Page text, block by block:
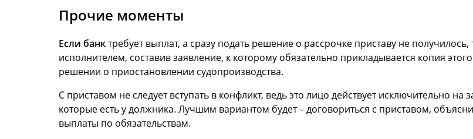
Прочие моменты
Если банктребует выплат, а сразу подать решение о рассрочке приставу не
исполнителем, составив заявление, к которому обязательно прикладывается копия
решении о приостановлении судопроизводства.
С приставом не следует вступать в конфликт, ведь это лицо действует исключительно
которые есть у должника. Лучшим вариантом будет – договориться с приставом,
выплаты по обязательствам.